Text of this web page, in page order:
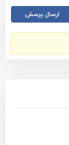
ارسال پرسش